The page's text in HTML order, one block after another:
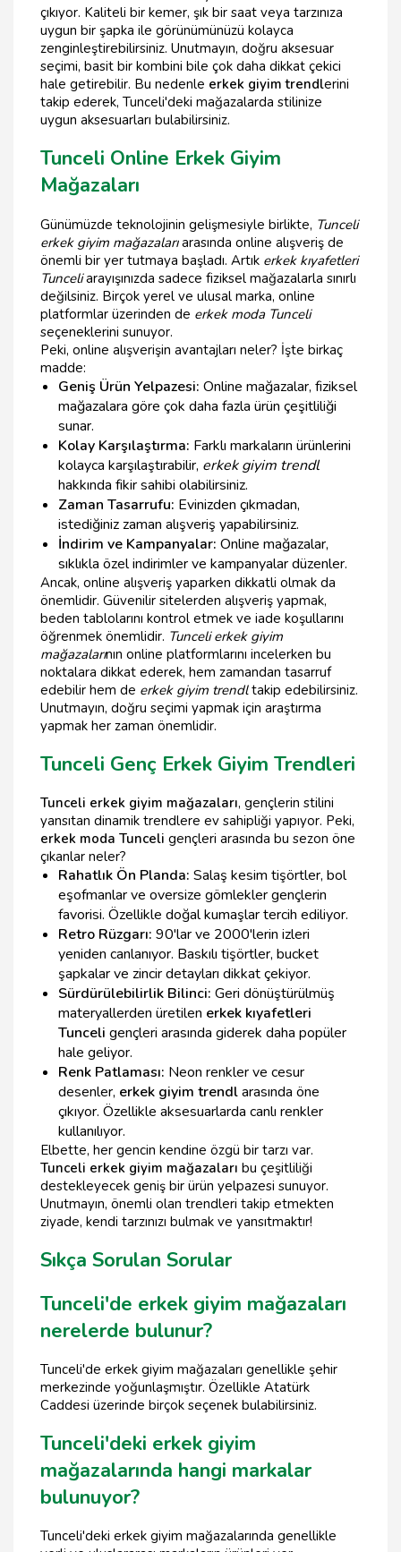
çıkıyor. Kaliteli bir kemer, şık bir saat veya tarzınıza
uygun bir şapka ile görünümünüzü kolayca
zenginleştirebilirsiniz. Unutmayın, doğru aksesuar
seçimi, basit bir kombini bile çok daha dikkat çekici
hale getirebilir. Bu nedenle erkek giyim trendlerini
takip ederek, Tunceli'deki mağazalarda stilinize
uygun aksesuarları bulabilirsiniz.
Tunceli Online Erkek Giyim
Mağazaları
Günümüzde teknolojinin gelişmesiyle birlikte, Tunceli
erkek giyim mağazalarıarasında online alışveriş de
önemli bir yer tutmaya başladı. Artık erkek kıyafetleri
Tunceliarayışınızda sadece fiziksel mağazalarla sınırlı
değilsiniz. Birçok yerel ve ulusal marka, online
platformlar üzerinden de erkek moda Tunceli
seçeneklerini sunuyor.
Peki, online alışverişin avantajları neler? İşte birkaç
madde:
Geniş Ürün Yelpazesi: Online mağazalar, fiziksel
mağazalara göre çok daha fazla ürün çeşitliliği
sunar.
Kolay Karşılaştırma: Farklı markaların ürünlerini
kolayca karşılaştırabilir, erkek giyim trendl
hakkında fikir sahibi olabilirsiniz.
Zaman Tasarrufu: Evinizden çıkmadan,
istediğiniz zaman alışveriş yapabilirsiniz.
İndirim ve Kampanyalar: Online mağazalar,
sıklıkla özel indirimler ve kampanyalar düzenler.
Ancak, online alışveriş yaparken dikkatli olmak da
önemlidir. Güvenilir sitelerden alışveriş yapmak,
beden tablolarını kontrol etmek ve iade koşullarını
öğrenmek önemlidir. Tunceli erkek giyim
mağazalarının online platformlarını incelerken bu
noktalara dikkat ederek, hem zamandan tasarruf
edebilir hem de erkek giyim trendltakip edebilirsiniz.
Unutmayın, doğru seçimi yapmak için araştırma
yapmak her zaman önemlidir.
Tunceli Genç Erkek Giyim Trendleri
Tunceli erkek giyim mağazaları, gençlerin stilini
yansıtan dinamik trendlere ev sahipliği yapıyor. Peki,
erkek moda Tunceli gençleri arasında bu sezon öne
çıkanlar neler?
Rahatlık Ön Planda: Salaş kesim tişörtler, bol
eşofmanlar ve oversize gömlekler gençlerin
favorisi. Özellikle doğal kumaşlar tercih ediliyor.
Retro Rüzgarı: 90'lar ve 2000'lerin izleri
yeniden canlanıyor. Baskılı tişörtler, bucket
şapkalar ve zincir detayları dikkat çekiyor.
Sürdürülebilirlik Bilinci: Geri dönüştürülmüş
materyallerden üretilen erkek kıyafetleri
Tunceli gençleri arasında giderek daha popüler
hale geliyor.
Renk Patlaması: Neon renkler ve cesur
desenler, erkek giyim trendlarasında öne
çıkıyor. Özellikle aksesuarlarda canlı renkler
kullanılıyor.
Elbette, her gencin kendine özgü bir tarzı var.
Tunceli erkek giyim mağazaları bu çeşitliliği
destekleyecek geniş bir ürün yelpazesi sunuyor.
Unutmayın, önemli olan trendleri takip etmekten
ziyade, kendi tarzınızı bulmak ve yansıtmaktır!
Sıkça Sorulan Sorular
Tunceli'de erkek giyim mağazaları
nerelerde bulunur?
Tunceli'de erkek giyim mağazaları genellikle şehir
merkezinde yoğunlaşmıştır. Özellikle Atatürk
Caddesi üzerinde birçok seçenek bulabilirsiniz.
Tunceli'deki erkek giyim
mağazalarında hangi markalar
bulunuyor?
Tunceli'deki erkek giyim mağazalarında genellikle